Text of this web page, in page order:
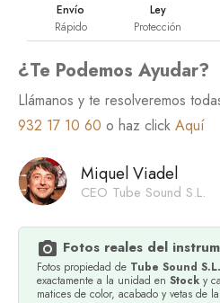
Envío
Rápido
Ley
Protección
¿Te Podemos Ayudar?
Llámanos y te resolveremos
932 17 10 60 o haz click Aquí
Miquel Viadel
CEO Tube Sound S.L.
photo_camera Fotos reales del
Fotos propiedad de Tube Sound S.L.
exactamente a la unidad en Stock y
matices de color, acabado y vetas de